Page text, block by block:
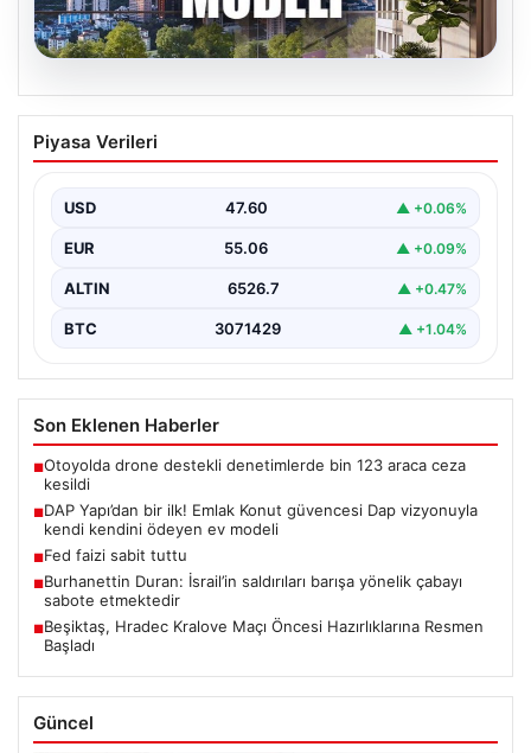
05.08.2026
DAP Yapı’dan bir ilk! Emlak Konut
güvencesi Dap vizyonuyla kendi
Piyasa Verileri
USD 47.60 ▲ +0.06%
EUR 55.06 ▲ +0.09%
ALTIN 6526.7 ▲ +0.47%
BTC 3071429 ▲ +1.04%
Son Eklenen Haberler
■Otoyolda drone destekli denetimlerde bin 123 araca ceza
kesildi
■DAP Yapı’dan bir ilk! Emlak Konut güvencesi Dap vizyonuyla
kendi kendini ödeyen ev modeli
■Fed faizi sabit tuttu
■Burhanettin Duran: İsrail’in saldırıları barışa yönelik çabayı
sabote etmektedir
■Beşiktaş, Hradec Kralove Maçı Öncesi Hazırlıklarına Resmen
Başladı
Güncel